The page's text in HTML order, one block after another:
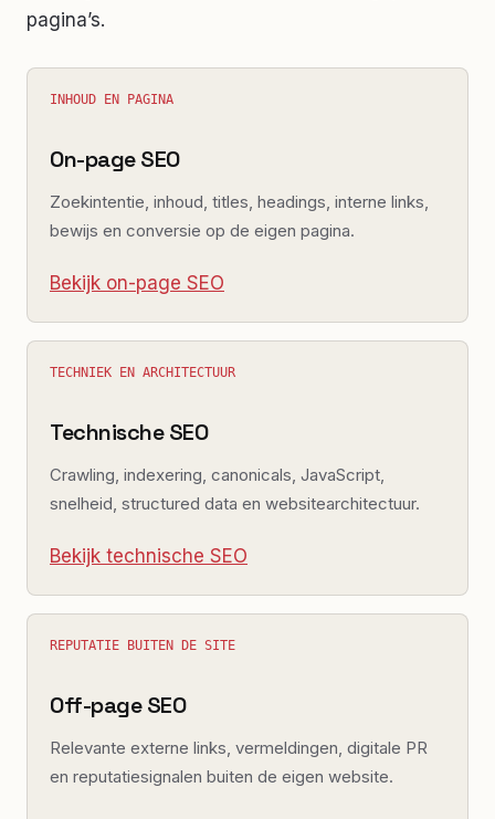
pagina’s.
INHOUD EN PAGINA
On-page SEO
Zoekintentie, inhoud, titles, headings, interne links,
bewijs en conversie op de eigen pagina.
Bekijk on-page SEO
TECHNIEK EN ARCHITECTUUR
Technische SEO
Crawling, indexering, canonicals, JavaScript,
snelheid, structured data en websitearchitectuur.
Bekijk technische SEO
REPUTATIE BUITEN DE SITE
Off-page SEO
Relevante externe links, vermeldingen, digitale PR
en reputatiesignalen buiten de eigen website.